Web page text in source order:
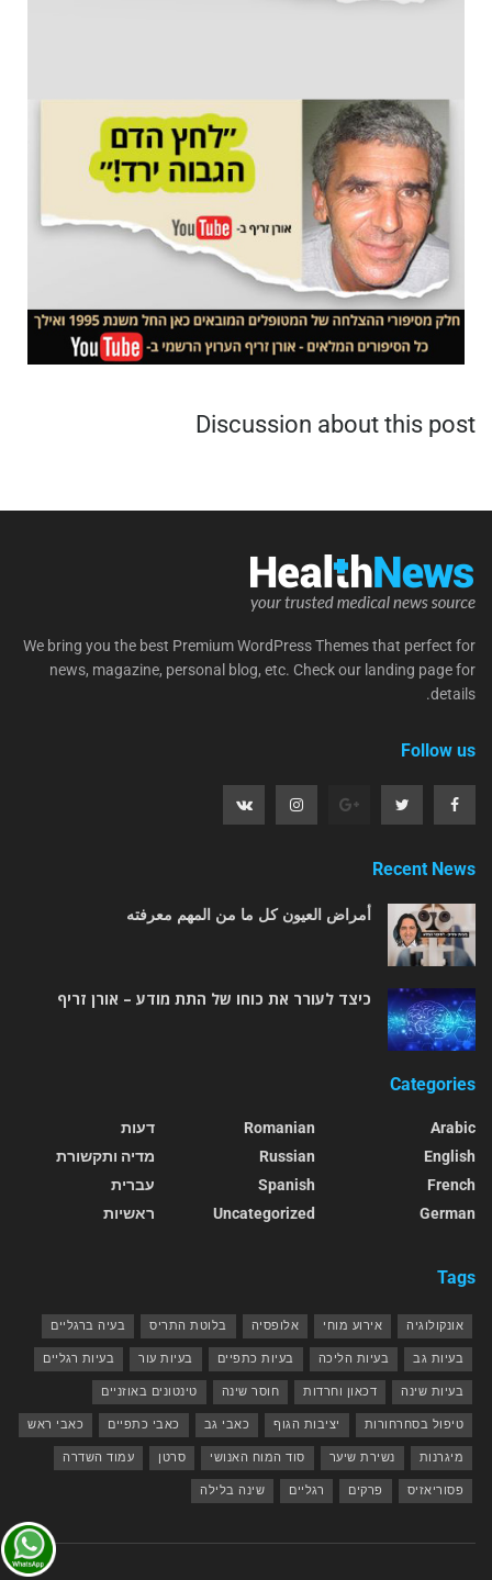
Discussion about this post
We bring you the best Premium WordPress Themes that perfect for
news, magazine, personal blog, etc. Check our landing page for
details.
Follow us
Recent News
أمراض العيون كل ما من المهم معرفته
כיצד לעורר את כוחו של התת מודע – אורן זריף
Categories
Arabic
English
French
German
Romanian
Russian
Spanish
Uncategorized
דעות
מדיה ותקשורת
עברית
ראשיות
Tags
אונקולוגיה אירוע מוחי אלופסיה בלוטת התריס בעיה ברגליים
בעיות גב בעיות הליכה בעיות כתפיים בעיות עור בעיות רגליים
בעיות שינה דכאון וחרדות חוסר שינה טינטונים באוזניים
טיפול בסחרחורות יציבות הגוף כאבי גב כאבי כתפיים כאבי ראש
מיגרנות נשירת שיער סוד המוח האנושי סרטן עמוד השדרה
פסוריאזיס פרקים רגליים שינה בלילה